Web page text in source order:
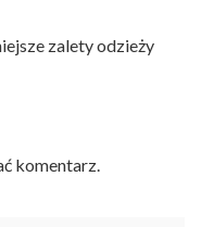
zalety odzieży
komentarz.